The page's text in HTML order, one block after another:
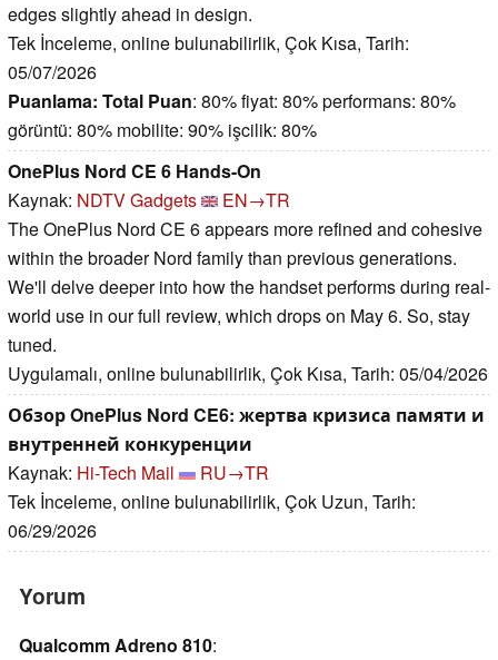
edges slightly ahead in design.
Tek İnceleme, online bulunabilirlik, Çok Kısa, Tarih:
05/07/2026
Puanlama: Total Puan: 80% fiyat: 80% performans: 80%
görüntü: 80% mobilite: 90% işcilik: 80%
OnePlus Nord CE 6 Hands-On
Kaynak: NDTV Gadgets
EN→TR
The OnePlus Nord CE 6 appears more refined and cohesive
within the broader Nord family than previous generations.
We'll delve deeper into how the handset performs during real-
world use in our full review, which drops on May 6. So, stay
tuned.
Uygulamalı, online bulunabilirlik, Çok Kısa, Tarih: 05/04/2026
Обзор OnePlus Nord CE6: жертва кризиса памяти и
внутренней конкуренции
Kaynak: Hi-Tech Mail
RU→TR
Tek İnceleme, online bulunabilirlik, Çok Uzun, Tarih:
06/29/2026
Yorum
Qualcomm Adreno 810: